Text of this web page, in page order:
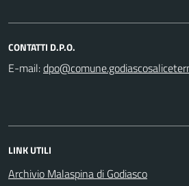
CONTATTI D.P.O.
E-mail:
LINK UTILI
Archivio Malaspina di Godiasco